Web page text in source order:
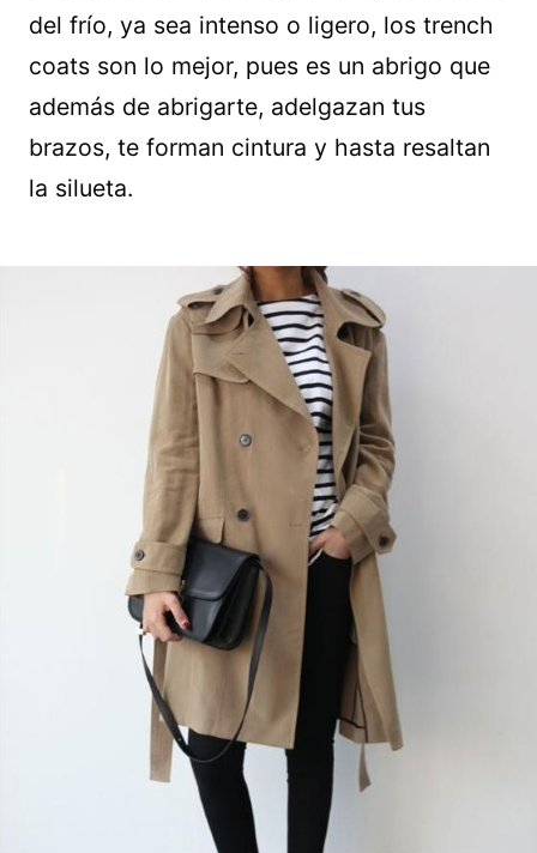
del frío, ya sea intenso o ligero, los trench
coats son lo mejor, pues es un abrigo que
además de abrigarte, adelgazan tus
brazos, te forman cintura y hasta resaltan
la silueta.